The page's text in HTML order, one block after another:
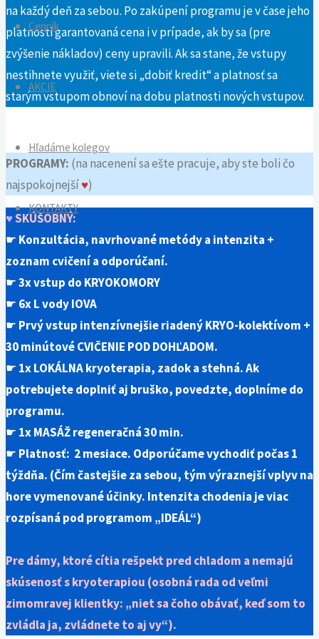
Cenník
AKCIE
Hľadáme kolegov
KONTAKTY
na každý deň za sebou. Po zakúpení programu je v čase jeho
platnosti garantovaná cena i v prípade, ak by sa (pre
zvýšenie nákladov) ceny upravili. Ak sa stane, že vstupy
nestihnete využiť, viete si „dobiť kredit“ a platnosť sa
starým vstupom obnoví na dobu platnosti nových vstupov.
PROGRAMY: (na nacenení sa ešte pracuje, aby ste boli čo
najspokojnejší♥)
♥SKÚŠOBNÝ:
☛ Konzultácia, navrhované metódy a intenzita +
zoznam cvičení a odporúčaní.
☛3x vstup do KRYOKOMORY
☛ 6x L vody IOVA
☛ Prvý vstup intenzívnejšie riadený KRYO-kolektívom +
30 minútové CVIČENIE POD DOHĽADOM.
☛ 1x LOKÁLNA kryoterapia, zadok a stehná. Ak
potrebujete doplniť aj bruško, povedzte, doplníme do
programu.
☛ 1x MASÁŽ regeneračná 30 min.
☛ Platnosť: 2 mesiace. Odporúčame vychodiť počas 1
týždňa. (Čím častejšie za sebou, tým výraznejší vplyv na
hore vymenované účinky. Intenzita chodenia je viac
rozpísaná pod programom „IDEÁL“)
Pre dámy, ktoré cítia rešpekt pred chladom a nemajú
skúsenosť s kryoterapiou (osobná rada od veľmi
zimomravej klientky: „niet sa čoho obávať, keď som to
zvládla ja, zvládnete to aj vy“).